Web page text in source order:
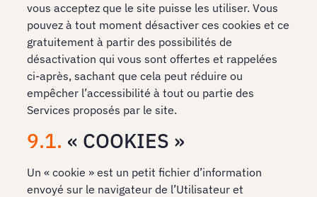
vous acceptez que le site puisse les utiliser. Vous
pouvez à tout moment désactiver ces cookies et ce
gratuitement à partir des possibilités de
désactivation qui vous sont offertes et rappelées
ci-après, sachant que cela peut réduire ou
empêcher l’accessibilité à tout ou partie des
Services proposés par le site.
9.1. « COOKIES »
Un « cookie » est un petit fichier d’information
envoyé sur le navigateur de l’Utilisateur et